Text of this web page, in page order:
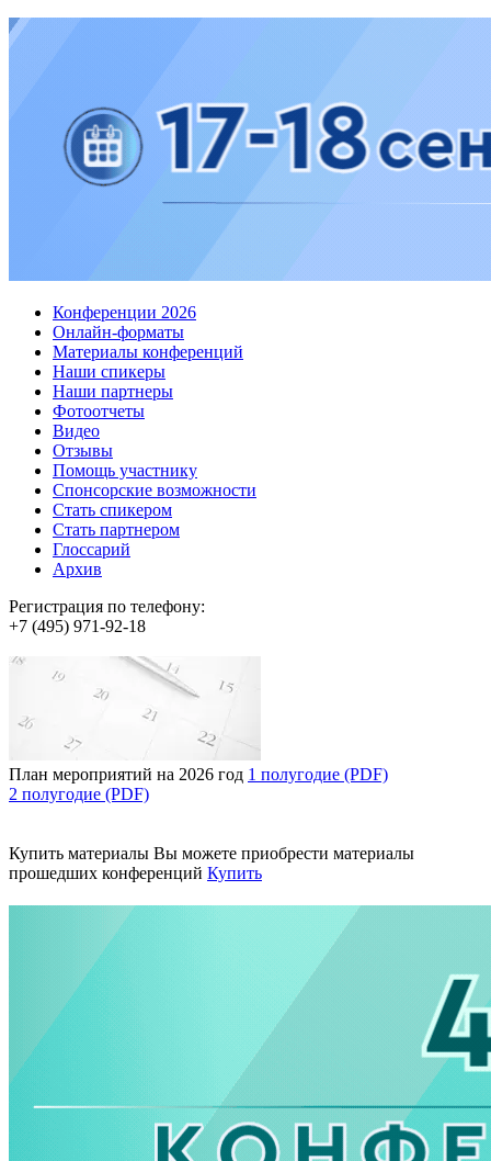
Конференции 2026
Онлайн-форматы
Материалы конференций
Наши спикеры
Наши партнеры
Фотоотчеты
Видео
Отзывы
Помощь участнику
Спонсорские возможности
Стать спикером
Стать партнером
Глоссарий
Архив
Регистрация по телефону:
+7 (495) 971-92-18
План мероприятий на 2026 год 1 полугодие (PDF)
2 полугодие (PDF)
Купить материалы Вы можете приобрести материалы
прошедших конференций Купить